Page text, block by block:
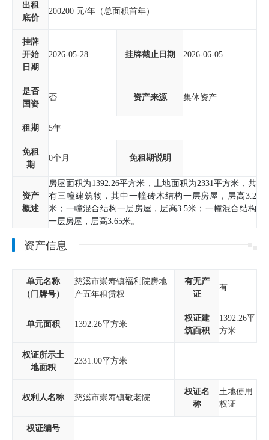
出租
底价
200200 元/年（总面积首年）
挂牌
开始
日期
2026-05-28 挂牌截止日期 2026-06-05
是否
国资
否 资产来源 集体资产
租期 5年
免租
期
0个月 免租期说明
资产
概述
房屋面积为1392.26平方米，土地面积为2331平方米，共
有三幢建筑物，其中一幢砖木结构一层房屋，层高3.2
米；一幢混合结构一层房屋，层高3.5米；一幢混合结构
一层房屋，层高3.65米。
资产信息
单元名称
（门牌号）
慈溪市崇寿镇福利院房地
产五年租赁权
有无产
证
有
单元面积 1392.26平方米
权证建
筑面积
1392.26平
方米
权证所示土
地面积
2331.00平方米
权利人名称 慈溪市崇寿镇敬老院
权证名
称
土地使用
权证
权证编号